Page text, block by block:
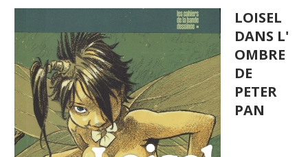
LOISEL
DANS L'
OMBRE
DE
PETER
PAN